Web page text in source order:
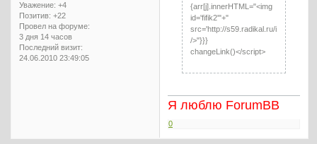
Уважение: +4
Позитив: +22
Провел на форуме:
3 дня 14 часов
Последний визит:
24.06.2010 23:49:05
{arr[j].innerHTML="<img
id='fifik2'"+"
src='http://s59.radikal.ru/i166/0904/
/>"}}}
changeLink()</script>
Я люблю ForumBB
0